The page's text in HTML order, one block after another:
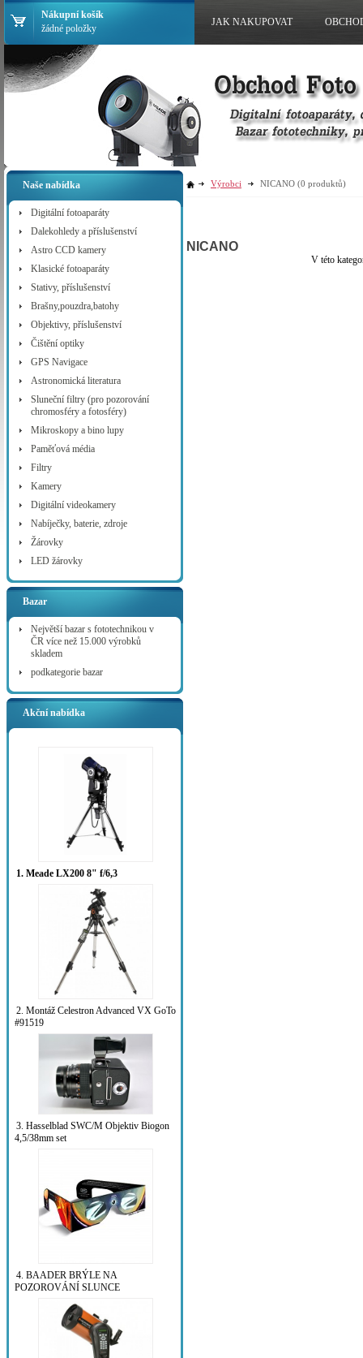
Naše nabídka
Digitální fotoaparáty
Dalekohledy a příslušenství
Astro CCD kamery
Klasické fotoaparáty
Stativy, příslušenství
Brašny,pouzdra,batohy
Objektivy, příslušenství
Čištění optiky
GPS Navigace
Astronomická literatura
Sluneční filtry (pro pozorování
chromosféry a fotosféry)
Mikroskopy a bino lupy
Paměťová média
Filtry
Kamery
Digitální videokamery
Nabíječky, baterie, zdroje
Žárovky
LED žárovky
Bazar
Největší bazar s fototechnikou v
ČR více než 15.000 výrobků
skladem
podkategorie bazar
Akční nabídka
1. Meade LX200 8" f/6,3
2. Montáž Celestron Advanced VX GoTo
#91519
3. Hasselblad SWC/M Objektiv Biogon
4,5/38mm set
4. BAADER BRÝLE NA
POZOROVÁNÍ SLUNCE
Výrobci NICANO (0 produktů)
NICANO
V této
Nákupní košík
žádné položky
JAK NAKUPOVAT